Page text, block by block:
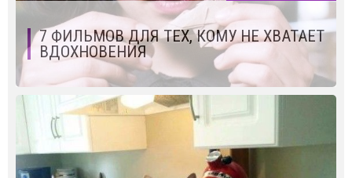
7 ФИЛЬМОВ ДЛЯ ТЕХ, КОМУ НЕ ХВАТАЕТ
ВДОХНОВЕНИЯ